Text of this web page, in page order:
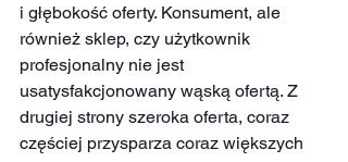
i głębokość oferty. Konsument, ale
również sklep, czy użytkownik
profesjonalny nie jest
usatysfakcjonowany wąską ofertą. Z
drugiej strony szeroka oferta, coraz
częściej przysparza coraz większych